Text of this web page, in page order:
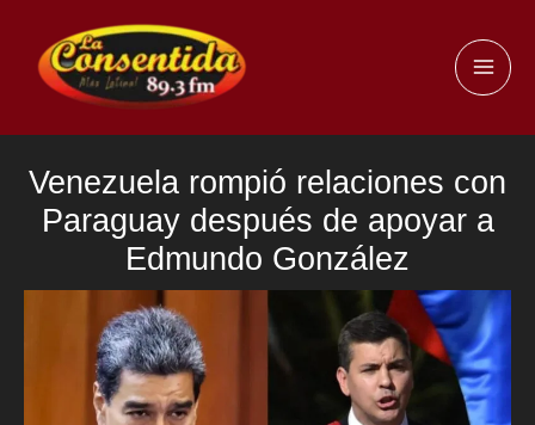
contenido
Venezuela rompió relaciones con
Paraguay después de apoyar a
Edmundo González